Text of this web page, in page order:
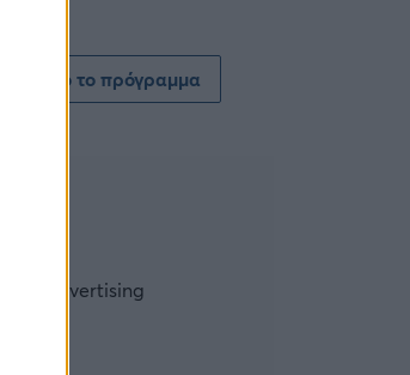
Δείτε όλο το πρόγραμμα